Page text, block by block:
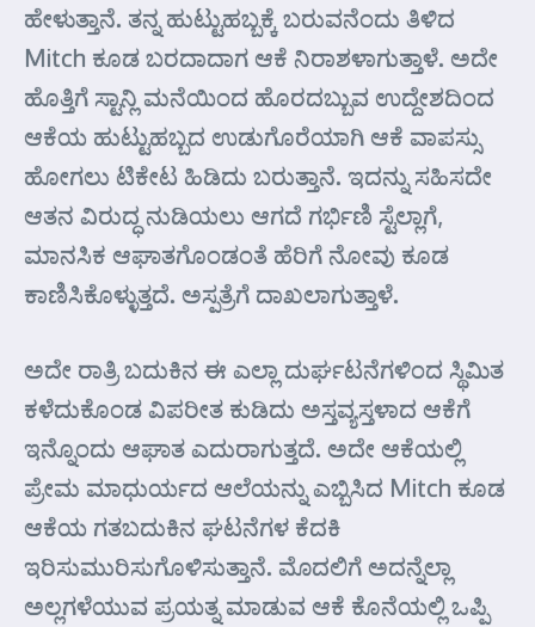
ಹೇಳುತ್ತಾನೆ. ತನ್ನ ಹುಟ್ಟುಹಬ್ಬಕ್ಕೆ ಬರುವನೆಂದು ತಿಳಿದ
Mitch ಕೂಡ ಬರದಾದಾಗ ಆಕೆ ನಿರಾಶಳಾಗುತ್ತಾಳೆ. ಅದೇ
ಹೊತ್ತಿಗೆ ಸ್ಟಾನ್ಲಿ ಮನೆಯಿಂದ ಹೊರದಬ್ಬುವ ಉದ್ದೇಶದಿಂದ
ಆಕೆಯ ಹುಟ್ಟುಹಬ್ಬದ ಉಡುಗೊರೆಯಾಗಿ ಆಕೆ ವಾಪಸ್ಸು
ಹೋಗಲು ಟಿಕೇಟ ಹಿಡಿದು ಬರುತ್ತಾನೆ. ಇದನ್ನು ಸಹಿಸದೇ
ಆತನ ವಿರುದ್ಧ ನುಡಿಯಲು ಆಗದೆ ಗರ್ಭಿಣಿ ಸ್ಟೆಲ್ಲಾಗೆ,
ಮಾನಸಿಕ ಆಘಾತಗೊಂಡಂತೆ ಹೆರಿಗೆ ನೋವು ಕೂಡ
ಕಾಣಿಸಿಕೊಳ್ಳುತ್ತದೆ. ಅಸ್ಪತ್ರೆಗೆ ದಾಖಲಾಗುತ್ತಾಳೆ.
ಅದೇ ರಾತ್ರಿ ಬದುಕಿನ ಈ ಎಲ್ಲಾ ದುರ್ಘಟನೆಗಳಿಂದ ಸ್ಥಿಮಿತ
ಕಳೆದುಕೊಂಡ ವಿಪರೀತ ಕುಡಿದು ಅಸ್ತವ್ಯಸ್ತಳಾದ ಆಕೆಗೆ
ಇನ್ನೊಂದು ಆಘಾತ ಎದುರಾಗುತ್ತದೆ. ಅದೇ ಆಕೆಯಲ್ಲಿ
ಪ್ರೇಮ ಮಾಧುರ್ಯದ ಆಲೆಯನ್ನು ಎಬ್ಬಿಸಿದ Mitch ಕೂಡ
ಆಕೆಯ ಗತಬದುಕಿನ ಘಟನೆಗಳ ಕೆದಕಿ
ಇರಿಸುಮುರಿಸುಗೊಳಿಸುತ್ತಾನೆ. ಮೊದಲಿಗೆ ಅದನ್ನೆಲ್ಲಾ
ಅಲ್ಲಗಳೆಯುವ ಪ್ರಯತ್ನ ಮಾಡುವ ಆಕೆ ಕೊನೆಯಲ್ಲಿ ಒಪ್ಪಿ